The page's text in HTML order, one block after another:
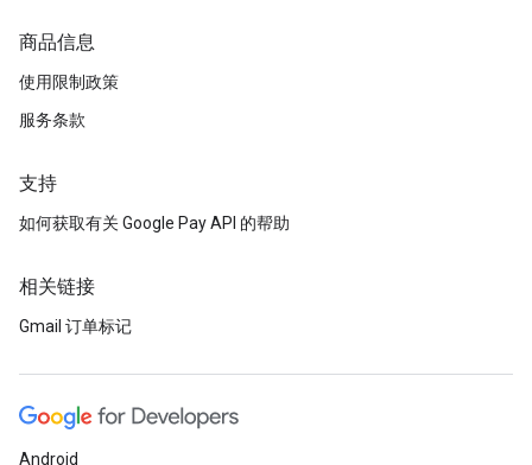
商品信息
使用限制政策
服务条款
支持
如何获取有关 Google Pay API 的帮助
相关链接
Gmail 订单标记
Android